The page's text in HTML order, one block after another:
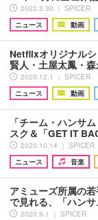
2022.3.30 ｜ SPICER
ニュース
動画
Netflixオリジナル
賢人・土屋太鳳・
2020.12.1 ｜ SPICER
ニュース
動画
「チーム・ハンサ
スク＆「GET IT
2020.10.14 ｜ SPICER
ニュース
音楽
アミューズ所属の
で見れる、「ハン
2020.9.1 ｜ SPICER